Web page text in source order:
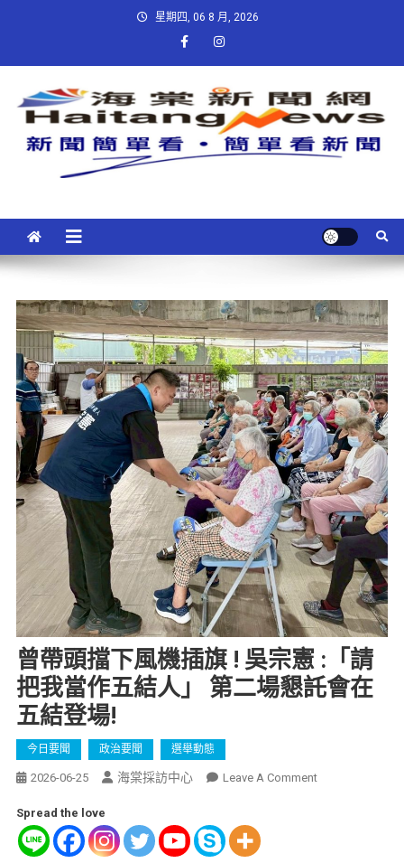
星期四, 06 8 月, 2026
曾帶頭擋下風機插旗 ! 吳宗憲 :「請
把我當作五結人」 第二場懇託會在
五結登場!
今日要聞 政治要聞 選舉動態
2026-06-25 海棠採訪中心 Leave A Comment
Spread the love